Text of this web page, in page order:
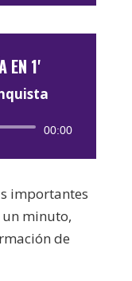
EN 1'
00:00
importantes
un minuto,
de